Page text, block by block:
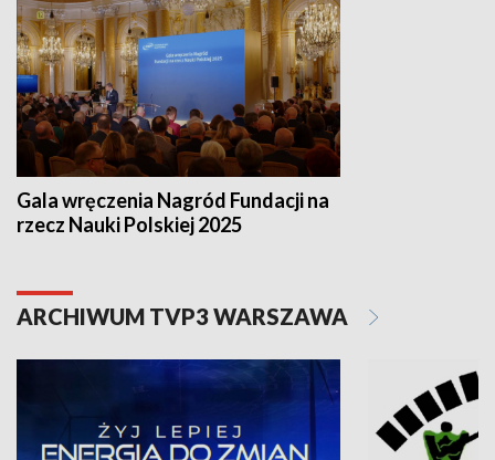
Gala wręczenia Nagród Fundacji na
rzecz Nauki Polskiej 2025
ARCHIWUM TVP3 WARSZAWA